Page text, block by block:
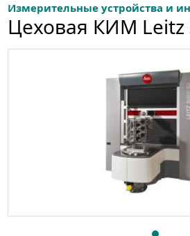
Измерительные устройства и
Цеховая КИМ Leitz